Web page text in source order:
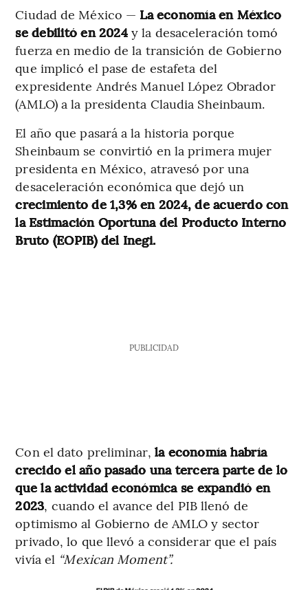
Ciudad de México — La economía en México
se debilitó en 2024y la desaceleración tomó
fuerza en medio de la transición de Gobierno
que implicó el pase de estafeta del
expresidente Andrés Manuel López Obrador
(AMLO) a la presidenta Claudia Sheinbaum.
El año que pasará a la historia porque
Sheinbaum se convirtió en la primera mujer
presidenta en México, atravesó por una
desaceleración económica que dejó un
crecimiento de 1,3% en 2024, de acuerdo con
la Estimación Oportuna del Producto Interno
Bruto (EOPIB) del Inegi.
PUBLICIDAD
Con el dato preliminar, la economía habría
crecido el año pasado una tercera parte de lo
que la actividad económica se expandió en
2023, cuando el avance del PIB llenó de
optimismo al Gobierno de AMLO y sector
privado, lo que llevó a considerar que el país
vivía el “Mexican Moment”.